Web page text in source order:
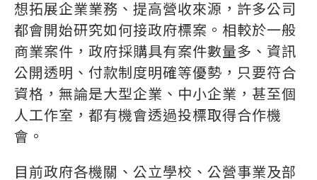
想拓展企業業務、提高營收來源，許多公司
都會開始研究如何接政府標案。相較於一般
商業案件，政府採購具有案件數量多、資訊
公開透明、付款制度明確等優勢，只要符合
資格，無論是大型企業、中小企業，甚至個
人工作室，都有機會透過投標取得合作機
會。
目前政府各機關、公立學校、公營事業及部